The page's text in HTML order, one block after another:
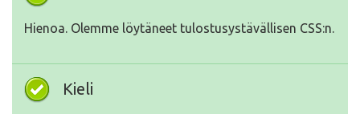
Hienoa. Olemme löytäneet tulostusystävällisen CSS:n.
Kieli